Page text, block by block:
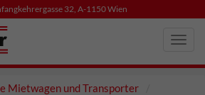
32, A-1150 Wien
Mietwagen und Transporter